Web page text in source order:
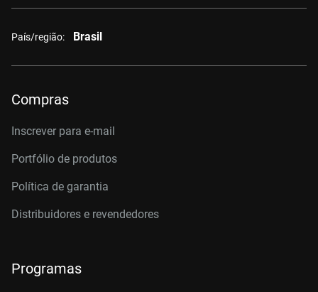
País/região: Brasil
Compras
Inscrever para e-mail
Portfólio de produtos
Política de garantia
Distribuidores e revendedores
Programas